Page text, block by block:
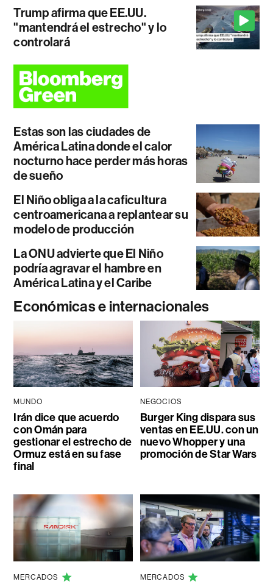
Trump afirma que EE.UU.
"mantendrá el estrecho" y lo
controlará
Estas son las ciudades de
América Latina donde el calor
nocturno hace perder más horas
de sueño
El Niño obliga a la caficultura
centroamericana a replantear su
modelo de producción
La ONU advierte que El Niño
podría agravar el hambre en
América Latina y el Caribe
Económicas e internacionales
MUNDO
Irán dice que acuerdo
con Omán para
gestionar el estrecho de
Ormuz está en su fase
final
NEGOCIOS
Burger King dispara sus
ventas en EE.UU. con un
nuevo Whopper y una
promoción de Star Wars
MERCADOS MERCADOS